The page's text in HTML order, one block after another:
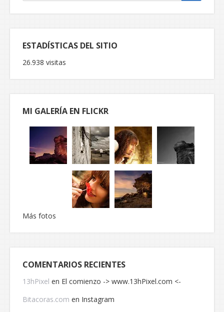
ESTADÍSTICAS DEL SITIO
26.938 visitas
MI GALERÍA EN FLICKR
Más fotos
COMENTARIOS RECIENTES
13hPixel en El comienzo -> www.13hPixel.com <-
Bitacoras.com en Instagram